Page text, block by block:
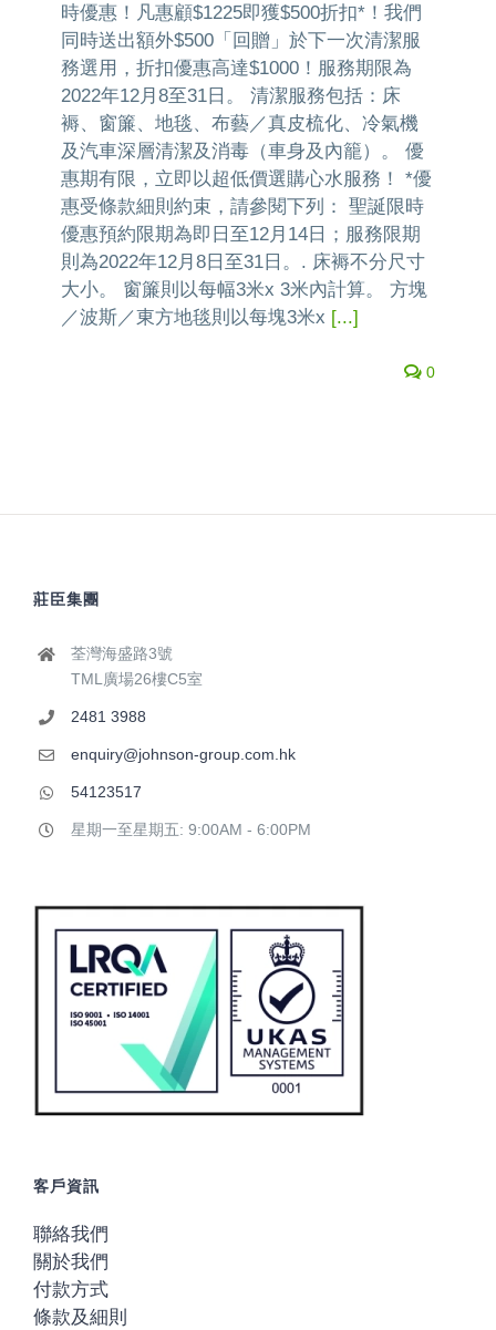
時優惠！凡惠顧$1225即獲$500折扣*！我們
同時送出額外$500「回贈」於下一次清潔服
務選用，折扣優惠高達$1000！服務期限為
2022年12月8至31日。 清潔服務包括：床
褥、窗簾、地毯、布藝／真皮梳化、冷氣機
及汽車深層清潔及消毒（車身及內籠）。 優
惠期有限，立即以超低價選購心水服務！ *優
惠受條款細則約束，請參閱下列： 聖誕限時
優惠預約限期為即日至12月14日；服務限期
則為2022年12月8日至31日。. 床褥不分尺寸
大小。 窗簾則以每幅3米x 3米內計算。 方塊
／波斯／東方地毯則以每塊3米x [...]
0
莊臣集團
荃灣海盛路3號
TML廣場26樓C5室
2481 3988
enquiry@johnson-group.com.hk
54123517
星期一至星期五: 9:00AM - 6:00PM
客戶資訊
聯絡我們
關於我們
付款方式
條款及細則